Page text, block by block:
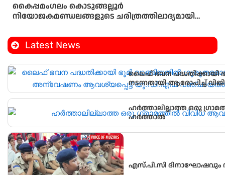
കൈപ്പമംഗലം കൊടുങ്ങല്ലൂർ
നിയോജകമണ്ഡലങ്ങളുടെ ചരിത്രത്തിലാദ്യമായി
Latest News
ലൈഫ് ഭവന പദ്ധതിക്കായി
നടന്നതായി ആരോപിച്ച്
പഞ്ചായത്ത് ഓഫീസിലേക്ക്
ഹർത്താലില്ലാത്ത ഒരു
ഹർത്താൽ
എസ്.പി.സി ദിനാഘോഷവും